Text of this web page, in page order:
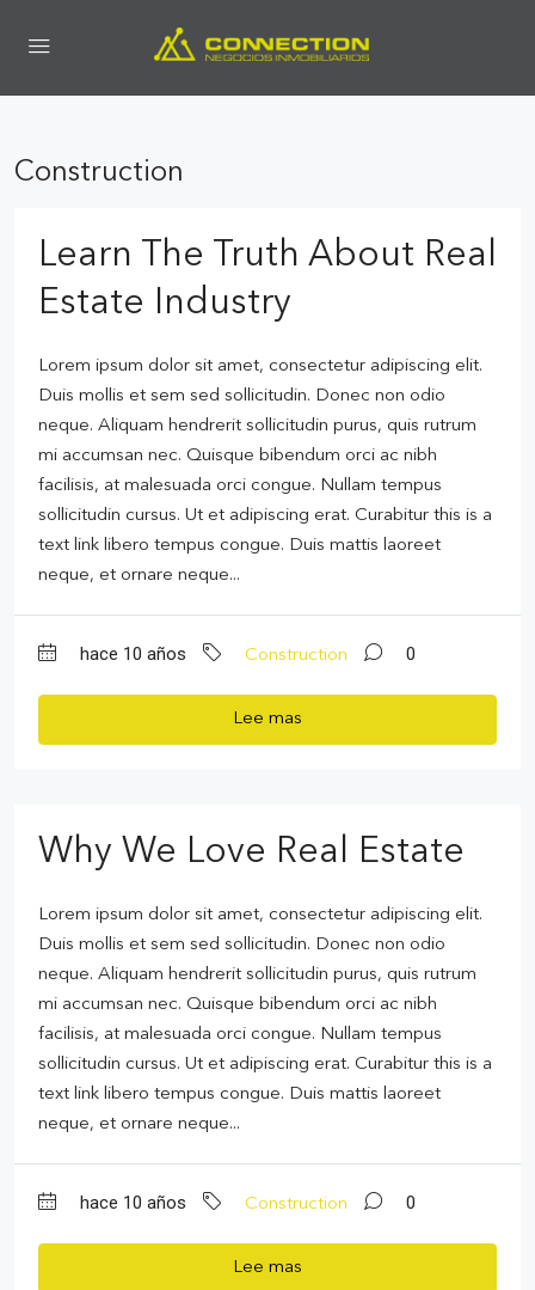
Construction
Learn The Truth About Real
Estate Industry
Lorem ipsum dolor sit amet, consectetur adipiscing elit.
Duis mollis et sem sed sollicitudin. Donec non odio
neque. Aliquam hendrerit sollicitudin purus, quis rutrum
mi accumsan nec. Quisque bibendum orci ac nibh
facilisis, at malesuada orci congue. Nullam tempus
sollicitudin cursus. Ut et adipiscing erat. Curabitur this is a
text link libero tempus congue. Duis mattis laoreet
neque, et ornare neque...
hace 10 años Construction 0
Lee mas
Why We Love Real Estate
Lorem ipsum dolor sit amet, consectetur adipiscing elit.
Duis mollis et sem sed sollicitudin. Donec non odio
neque. Aliquam hendrerit sollicitudin purus, quis rutrum
mi accumsan nec. Quisque bibendum orci ac nibh
facilisis, at malesuada orci congue. Nullam tempus
sollicitudin cursus. Ut et adipiscing erat. Curabitur this is a
text link libero tempus congue. Duis mattis laoreet
neque, et ornare neque...
hace 10 años Construction 0
Lee mas